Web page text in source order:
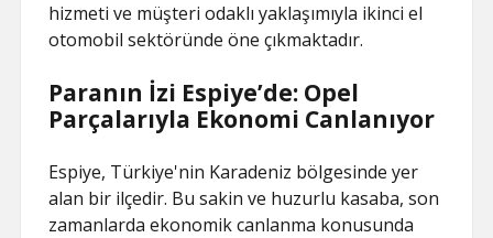
hizmeti ve müşteri odaklı yaklaşımıyla ikinci el
otomobil sektöründe öne çıkmaktadır.
Paranın İzi Espiye’de: Opel
Parçalarıyla Ekonomi Canlanıyor
Espiye, Türkiye'nin Karadeniz bölgesinde yer
alan bir ilçedir. Bu sakin ve huzurlu kasaba, son
zamanlarda ekonomik canlanma konusunda